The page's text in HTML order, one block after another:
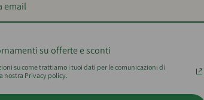
su offerte e sconti
su come trattiamo i tuoi dati per le comunicazioni di
nostra Privacy policy.